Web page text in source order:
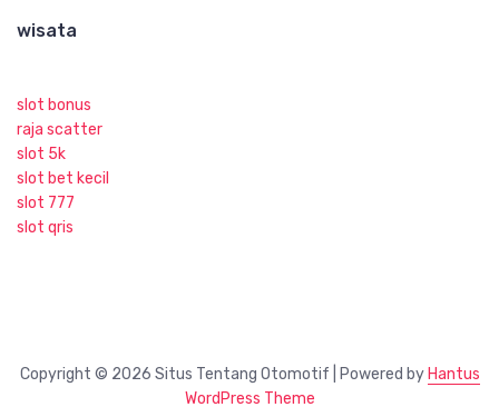
wisata
slot bonus
raja scatter
slot 5k
slot bet kecil
slot 777
slot qris
Copyright © 2026 Situs Tentang Otomotif | Powered by Hantus
WordPress Theme